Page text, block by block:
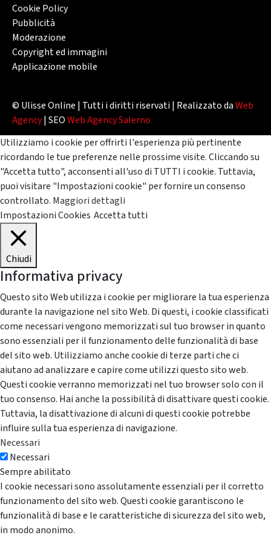
Cookie Policy
Pubblicità
Moderazione
Copyright ed immagini
Applicazione mobile
© Ulisse Online | Tutti i diritti riservati | Realizzato daWeb
Agency| SEOWeb Agency Salerno
Utilizziamo i cookie per offrirti l'esperienza più pertinente
ricordando le tue preferenze nelle prossime visite. Cliccando su
"Accetta tutto", acconsenti all'uso di TUTTI i cookie. Tuttavia,
puoi visitare "Impostazioni cookie" per fornire un consenso
controllato. Maggiori dettagli
Impostazioni Cookies Accetta tutti
Chiudi
Informativa privacy
Questo sito Web utilizza i cookie per migliorare la tua esperienza
durante la navigazione nel sito Web. Di questi, i cookie classificati
come necessari vengono memorizzati sul tuo browser in quanto
sono essenziali per il funzionamento delle funzionalità di base
del sito web. Utilizziamo anche cookie di terze parti che ci
aiutano ad analizzare e capire come utilizzi questo sito web.
Questi cookie verranno memorizzati nel tuo browser solo con il
tuo consenso. Hai anche la possibilità di disattivare questi cookie.
Tuttavia, la disattivazione di alcuni di questi cookie potrebbe
influire sulla tua esperienza di navigazione.
Necessari
Necessari
Sempre abilitato
I cookie necessari sono assolutamente essenziali per il corretto
funzionamento del sito web. Questi cookie garantiscono le
funzionalità di base e le caratteristiche di sicurezza del sito web,
in modo anonimo.